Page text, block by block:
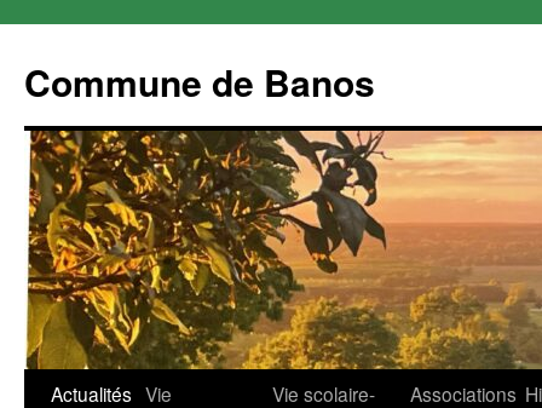
Commune de Banos
Aller
Actualités Vie
Vie scolaire-
Associations